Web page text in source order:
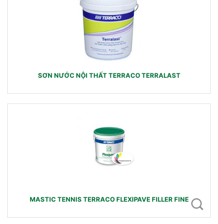
SƠN NƯỚC NỘI THẤT TERRACO TERRALAST
MASTIC TENNIS TERRACO FLEXIPAVE FILLER FINE